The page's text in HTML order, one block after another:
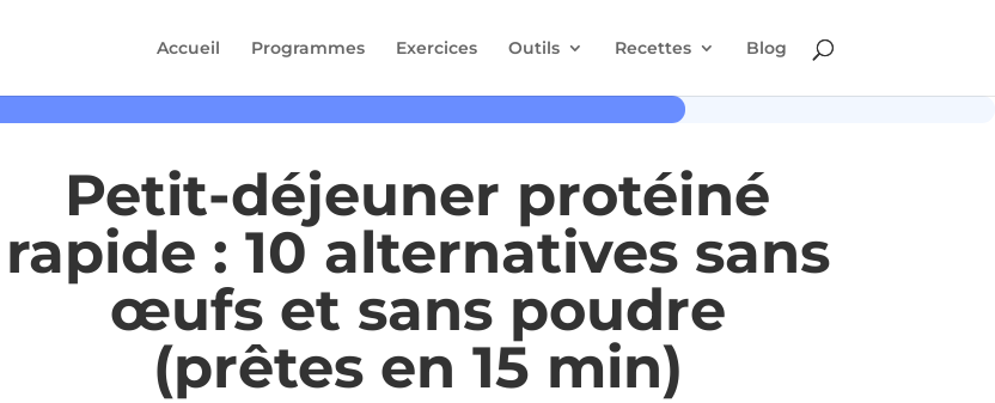
Accueil Programmes Exercices Outils Recettes Blog
Petit-déjeuner protéiné
rapide : 10 alternatives sans
œufs et sans poudre
(prêtes en 15 min)